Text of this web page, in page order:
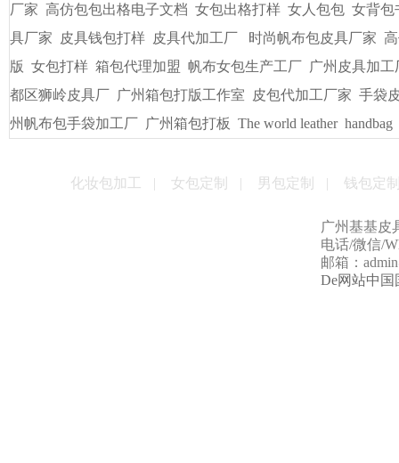
厂家 高仿包包出格电子文档 女包出格打样 女人包包 女背包
具厂家
皮具钱包打样 皮具代加工厂 时尚帆布包皮具厂家
版 女包打样 箱包代理加盟 帆布女包生产工厂 广州皮具加工
都区狮岭皮具厂 广州箱包打版工作室 皮包代加工厂家 手袋
州帆布包手袋加工厂 广州箱包打板 The world leather handbag
化妆包加工 | 女包定制 | 男包定制 | 钱包定
广州基基皮
电话/微信/
邮箱：
De网站中国